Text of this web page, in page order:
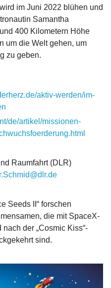
im Juni 2022 blühen und
Samantha
400 Kilometern Höhe
um die Welt gehen, um
zu geben.
aktiv-werden/im-
de/artikel/missionen-
Raumfahrt (DLR)
Seeds II“ forschen
die mit SpaceX-
der „Cosmic Kiss“-
sind.